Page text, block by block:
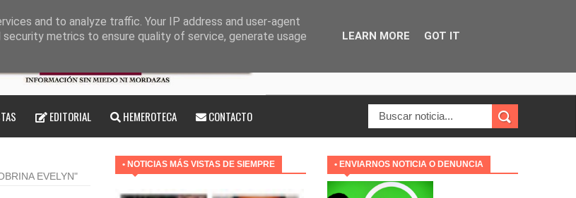
EDITORIAL HEMEROTECA CONTACTO
• NOTICIAS MÁS VISTAS DE SIEMPRE
EVELYN"
• ENVIARNOS NOTICIA O DENUNCIA
and to analyze traffic. Your IP address and user-agent
metrics to ensure quality of service, generate usage
LEARN MORE GOT IT